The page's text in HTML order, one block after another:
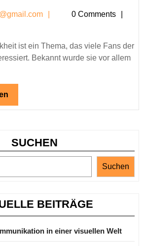
Krankheit
Alles
über
Leben
Karriere
0 Comments
ist ein Thema, das viele Fans der
Bekannt wurde sie vor allem
lesen
SUCHEN
Suchen
BEITRÄGE
in einer visuellen Welt